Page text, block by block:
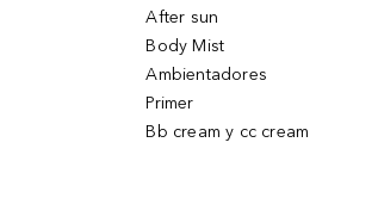
After sun
Body Mist
Ambientadores
Primer
Bb cream y cc cream